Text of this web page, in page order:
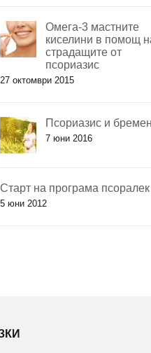
Омега-3 мастните
киселини в помощ
страдащите от
псориазис
27 октомври 2015
Псориазис и
7 юни 2016
Старт на програма псоралек
5 юни 2012